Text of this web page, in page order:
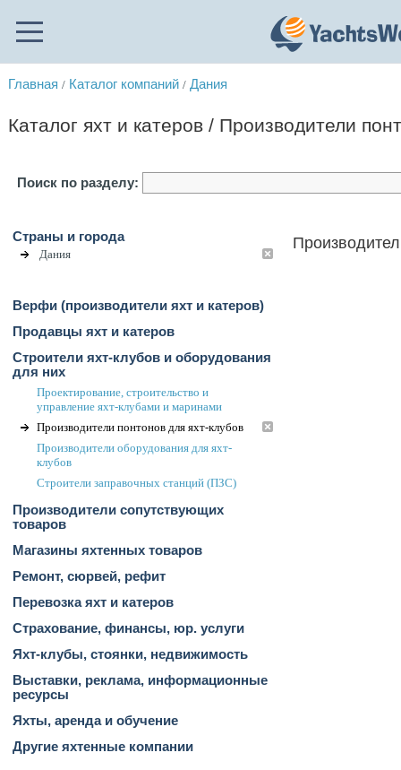
Главная / Каталог компаний / Дания
Каталог яхт и катеров / Производители
Поиск по разделу:
Страны и города
Дания
Верфи (производители яхт и катеров)
Продавцы яхт и катеров
Строители яхт-клубов и оборудования
для них
Проектирование, строительство и
управление яхт-клубами и маринами
Производители понтонов для яхт-клубов
Производители оборудования для яхт-
клубов
Строители заправочных станций (ПЗС)
Производители сопутствующих
товаров
Магазины яхтенных товаров
Ремонт, сюрвей, рефит
Перевозка яхт и катеров
Страхование, финансы, юр. услуги
Яхт-клубы, стоянки, недвижимость
Выставки, реклама, информационные
ресурсы
Яхты, аренда и обучение
Другие яхтенные компании